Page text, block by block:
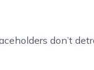
don’t